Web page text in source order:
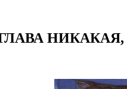
НИКАКАЯ,